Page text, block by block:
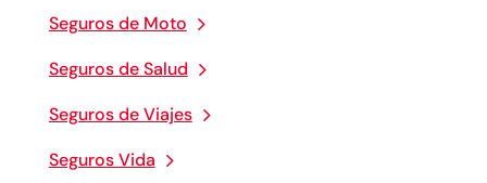
Seguros de Moto
Seguros de Salud
Seguros de Viajes
Seguros Vida